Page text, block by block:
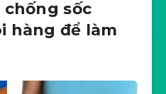
chống sốc
hàng để làm